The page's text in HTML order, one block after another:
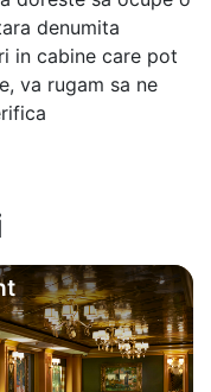
denumita
in cabine care pot
va rugam sa ne